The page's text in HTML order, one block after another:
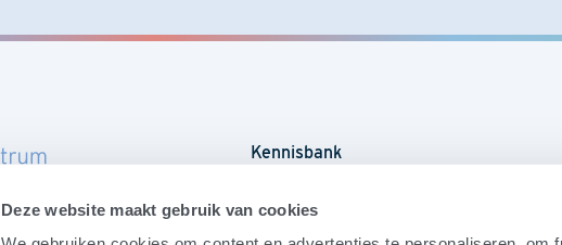
Deze website maakt gebruik van cookies
Kennisbank
Agenda